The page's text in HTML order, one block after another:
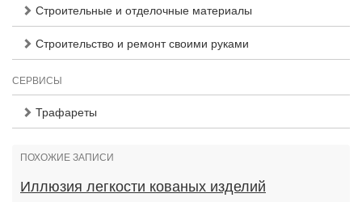
Строительные и отделочные материалы
Строительство и ремонт своими руками
СЕРВИСЫ
Трафареты
ПОХОЖИЕ ЗАПИСИ
Иллюзия легкости кованых изделий